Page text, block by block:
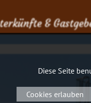
&
Diese Seite
Cookies erlauben